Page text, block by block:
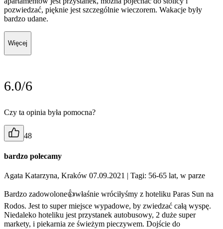
pozwiedzać, pięknie jest szczególnie wieczorem. Wakacje były
bardzo udane.
Więcej
6.0/6
Czy ta opinia była pomocna?
48
bardzo polecamy
Agata Katarzyna, Kraków 07.09.2021 | Tagi: 56-65 lat, w parze
Bardzo zadowolone👍właśnie wróciłyśmy z hoteliku Paras Sun na
Rodos. Jest to super miejsce wypadowe, by zwiedzać całą wyspę.
Niedaleko hoteliku jest przystanek autobusowy, 2 duże super
markety, i piekarnia ze świeżym pieczywem. Dojście do